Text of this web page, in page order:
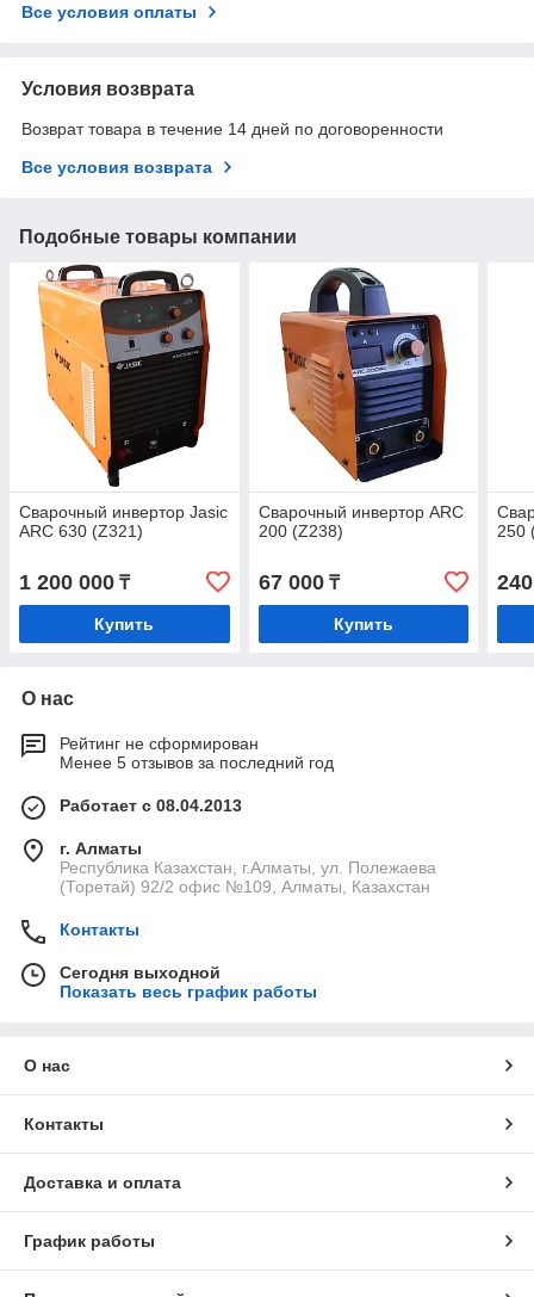
Все условия оплаты
Условия возврата
Возврат товара в течение 14 дней по договоренности
Все условия возврата
Подобные товары компании
Сварочный инвертор Jasic
ARC 630 (Z321)
1 200 000 ₸
Купить
Сварочный инвертор ARC
200 (Z238)
67 000₸
Купить
250
О нас
Рейтинг не сформирован
Менее 5 отзывов за последний год
Работает с 08.04.2013
г. Алматы
Республика Казахстан, г.Алматы, ул. Полежаева
(Торетай) 92/2 офис №109, Алматы, Казахстан
Контакты
Сегодня выходной
Показать весь график работы
О нас
Контакты
Доставка и оплата
График работы